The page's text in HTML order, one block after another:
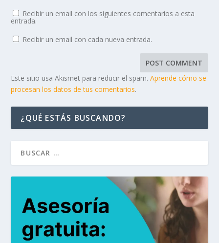
Recibir un email con los siguientes comentarios a esta
entrada.
Recibir un email con cada nueva entrada.
Este sitio usa Akismet para reducir el spam.Aprende cómo se
procesan los datos de tus comentarios.
¿QUÉ ESTÁS BUSCANDO?